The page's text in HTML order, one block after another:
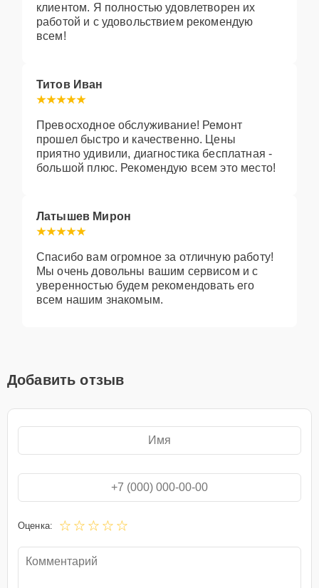
клиентом. Я полностью удовлетворен их
работой и с удовольствием рекомендую
всем!
Титов Иван
Превосходное обслуживание! Ремонт
прошел быстро и качественно. Цены
приятно удивили, диагностика бесплатная -
большой плюс. Рекомендую всем это место!
Латышев Мирон
Спасибо вам огромное за отличную работу!
Мы очень довольны вашим сервисом и с
уверенностью будем рекомендовать его
всем нашим знакомым.
Добавить отзыв
Оценка: